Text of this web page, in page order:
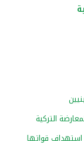
التركية
استهداف قواتها